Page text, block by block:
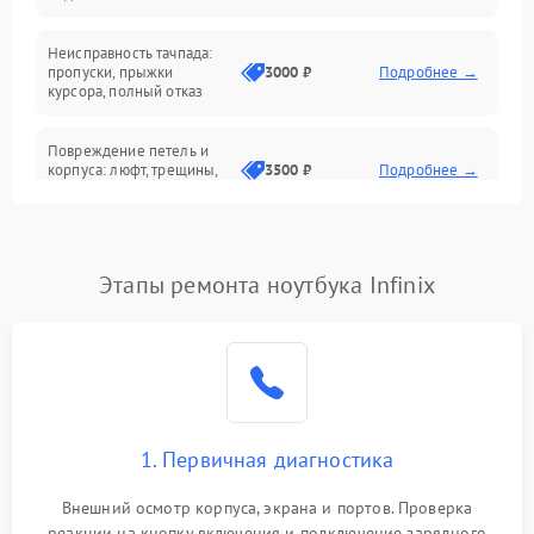
Сеть и интернет
Неисправность тачпада:
пропуски, прыжки
курсора, полный отказ
3000 ₽ Подробнее →
Повреждение петель и
корпуса: люфт, трещины,
3500 ₽ Подробнее →
невозможность зарядки,
2500 ₽ Подробнее →
2000 ₽
Перегрев из‑за пыли,
неисправности кулера
Этапы ремонта ноутбука Infinix
1. Первичная диагностика
Внешний осмотр корпуса, экрана и портов. Проверка